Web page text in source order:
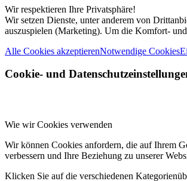
Wir respektieren Ihre Privatsphäre!
Wir setzen Dienste, unter anderem von
auszuspielen (Marketing). Um die Komfort-
Alle Cookies akzeptierenNotwendige Cookies
Cookie- und
Wie wir Cookies verwenden
Wir können Cookies anfordern, die auf Ihrem
verbessern und Ihre Beziehung zu unserer
Klicken Sie auf die verschiedenen